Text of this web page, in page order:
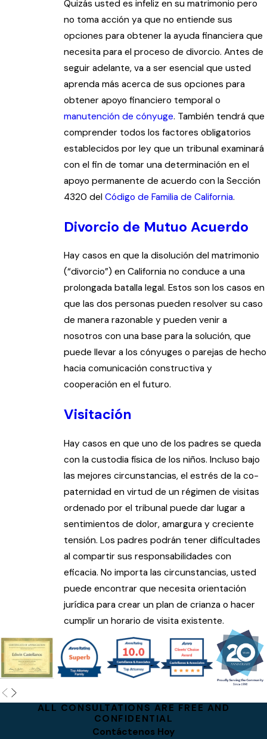
Quizás usted es infeliz en su matrimonio pero
no toma acción ya que no entiende sus
opciones para obtener la ayuda financiera que
necesita para el proceso de divorcio. Antes de
seguir adelante, va a ser esencial que usted
aprenda más acerca de sus opciones para
obtener apoyo financiero temporal o
manutención de cónyuge. También tendrá que
comprender todos los factores obligatorios
establecidos por ley que un tribunal examinará
con el fin de tomar una determinación en el
apoyo permanente de acuerdo con la Sección
4320 del Código de Familia de California.
Divorcio de Mutuo Acuerdo
Hay casos en que la disolución del matrimonio
(“divorcio”) en California no conduce a una
prolongada batalla legal. Estos son los casos en
que las dos personas pueden resolver su caso
de manera razonable y pueden venir a
nosotros con una base para la solución, que
puede llevar a los cónyuges o parejas de hecho
hacia comunicación constructiva y
cooperación en el futuro.
Visitación
Hay casos en que uno de los padres se queda
con la custodia física de los niños. Incluso bajo
las mejores circunstancias, el estrés de la co-
paternidad en virtud de un régimen de visitas
ordenado por el tribunal puede dar lugar a
sentimientos de dolor, amargura y creciente
tensión. Los padres podrán tener dificultades
al compartir sus responsabilidades con
eficacia. No importa las circunstancias, usted
puede encontrar que necesita orientación
jurídica para crear un plan de crianza o hacer
cumplir un horario de visita existente.
ALL CONSULTATIONS ARE FREE AND
CONFIDENTIAL
Contáctenos Hoy